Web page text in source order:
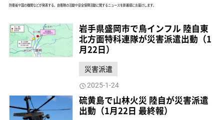
防衛省や国の機関などが発表する、自衛隊の活動や安全保障活動に関するニュースを新着順にお届けします。
岩手県盛岡市で鳥インフル 陸自東
北方面特科連隊が災害派遣出動（1
月22日）
災害派遣
2025-1-24
硫黄島で山林火災 陸自が災害派遣
出動（1月22日 最終報）